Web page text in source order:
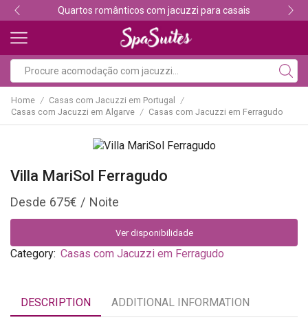
Quartos românticos com jacuzzi para casais
Home / Casas com Jacuzzi em Portugal /
Casas com Jacuzzi em Algarve / Casas com Jacuzzi em Ferragudo
Villa MariSol Ferragudo
675€
Ver disponibilidade
Category: Casas com Jacuzzi em Ferragudo
DESCRIPTION ADDITIONAL INFORMATION